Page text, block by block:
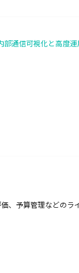
部通信可視化と高度運
、予算管理などの